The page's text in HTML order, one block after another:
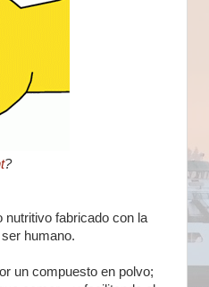
?
nutritivo fabricado con la
humano.
un compuesto en polvo;